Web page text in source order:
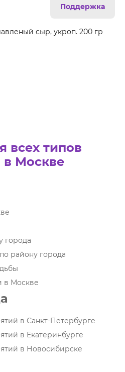
Поддержка
сыр, укроп. 200 гр
всех типов
Москве
города
району города
в Москве
в Санкт-Петербурге
в Екатеринбурге
в Новосибирске